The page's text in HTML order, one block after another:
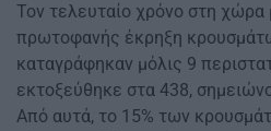
Τον τελευταίο χρόνο στη
πρωτοφανής έκρηξη
καταγράφηκαν μόλις 9
εκτοξεύθηκε στα 438,
Από αυτά, το 15% των